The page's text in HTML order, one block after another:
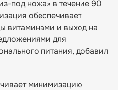
под ножа» в течение 90
обеспечивает
витаминами и выход на
для
питания, добавил
минимизацию